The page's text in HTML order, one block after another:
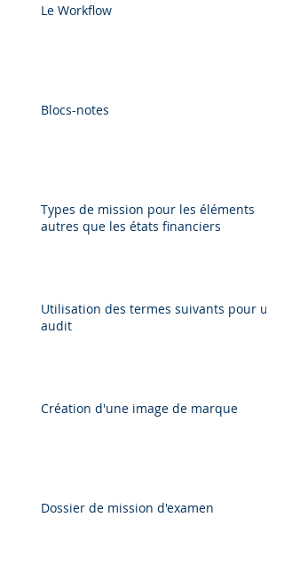
Le Workflow
Blocs-notes
Types de mission pour les éléments
autres que les états financiers
Utilisation des termes suivants pour un
audit
Création d'une image de marque
Dossier de mission d'examen